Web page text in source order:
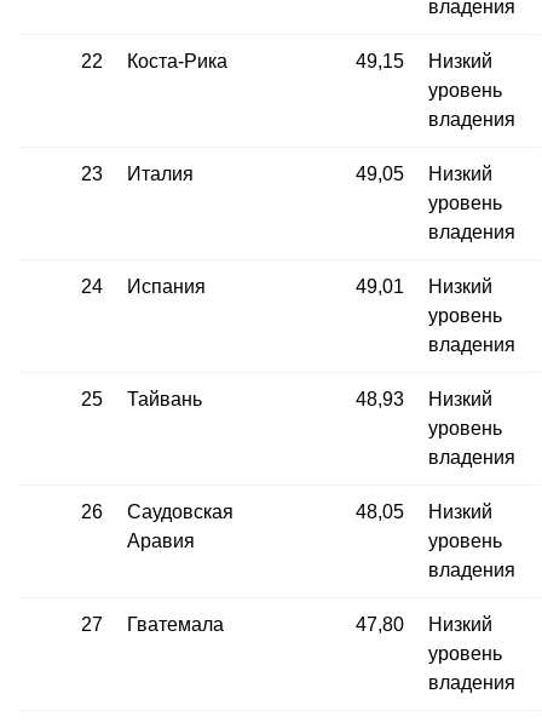
владения
22 Коста-Рика 49,15
Низкий
уровень
владения
23 Италия 49,05
Низкий
уровень
владения
24 Испания 49,01
Низкий
уровень
владения
25 Тайвань 48,93
Низкий
уровень
владения
26
Саудовская
Аравия
48,05
Низкий
уровень
владения
27 Гватемала 47,80
Низкий
уровень
владения